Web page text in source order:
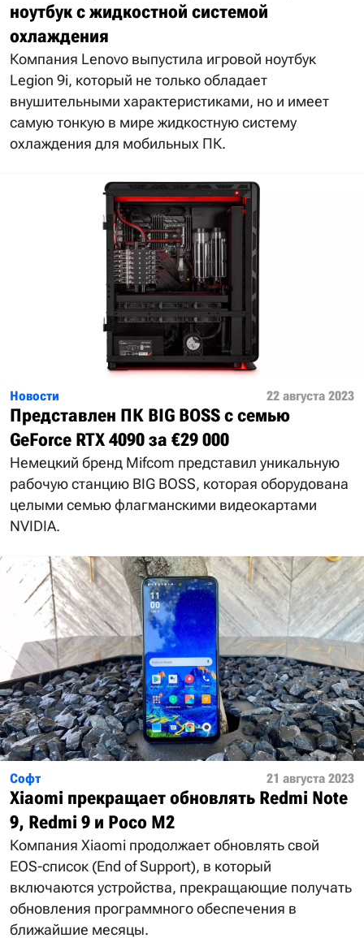
ноутбук с жидкостной системой
охлаждения
Компания Lenovo выпустила игровой ноутбук
Legion 9i, который не только обладает
внушительными характеристиками, но и имеет
самую тонкую в мире жидкостную систему
охлаждения для мобильных ПК.
Новости 22 августа 2023
Представлен ПК BIG BOSS с семью
GeForce RTX 4090 за €29 000
Немецкий бренд Mifcom представил уникальную
рабочую станцию BIG BOSS, которая оборудована
целыми семью флагманскими видеокартами
NVIDIA.
Софт 21 августа 2023
Xiaomi прекращает обновлять Redmi Note
9, Redmi 9 и Poco M2
Компания Xiaomi продолжает обновлять свой
EOS-список (End of Support), в который
включаются устройства, прекращающие получать
обновления программного обеспечения в
ближайшие месяцы.